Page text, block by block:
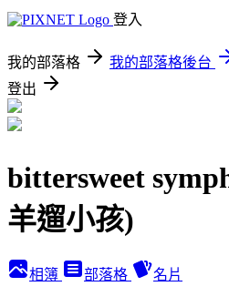
登入
我的部落格 我的部落格後台
登出
bittersweet
羊遛小孩)
相簿 部落格 名片